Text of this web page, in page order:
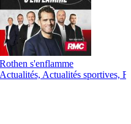
Rothen s'enflamme
Actualités, Actualités sportives,